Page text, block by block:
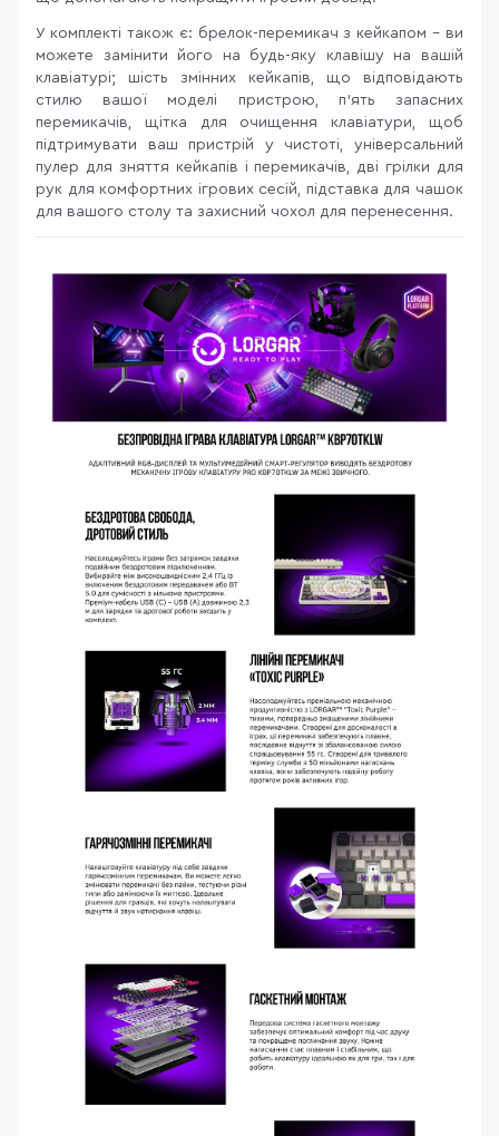
У комплекті також є: брелок-перемикач з кейкапом – ви
можете замінити його на будь-яку клавішу на вашій
клавіатурі; шість змінних кейкапів, що відповідають
стилю вашої моделі пристрою, п'ять запасних
перемикачів, щітка для очищення клавіатури, щоб
підтримувати ваш пристрій у чистоті, універсальний
пулер для зняття кейкапів і перемикачів, дві грілки для
рук для комфортних ігрових сесій, підставка для чашок
для вашого столу та захисний чохол для перенесення.